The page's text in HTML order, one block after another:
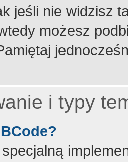
jeśli nie widzisz
możesz
i typy